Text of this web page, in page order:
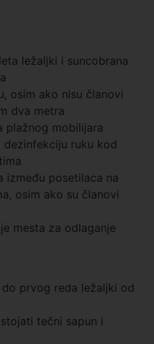
ležaljki i suncobrana
osim ako nisu članovi
dva metra
plažnog mobilijara
ruku kod
između posetilaca na
osim ako su članovi
mesta za odlaganje
prvog reda ležaljki od
tečni sapun i